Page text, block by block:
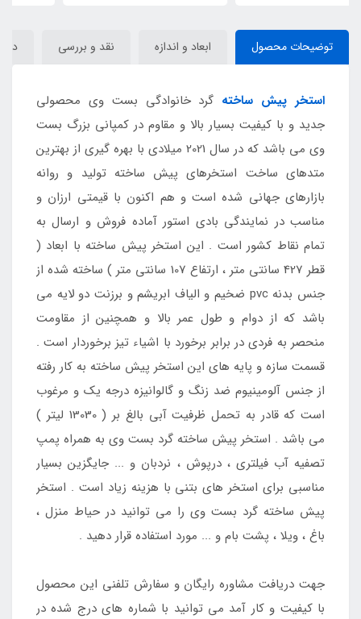
توضیحات محصول ابعاد و اندازه نقد و بررسی
استخر پیش ساخته گرد خانوادگی بست وی محصولی
جدید و با کیفیت بسیار بالا و مقاوم در کمپانی بزرگ بست
وی می باشد که در سال 2021 میلادی با بهره گیری از بهترین
متدهای ساخت استخرهای پیش ساخته تولید و روانه
بازارهای جهانی شده است و هم اکنون با قیمتی ارزان و
مناسب در نمایندگی بادی استور آماده فروش و ارسال به
تمام نقاط کشور است . این استخر پیش ساخته با ابعاد (
قطر 427 سانتی متر ، ارتفاع 107 سانتی متر ) ساخته شده از
جنس بدنه pvc ضخیم و الیاف ابریشم و برزنت دو لایه می
باشد که از دوام و طول عمر بالا و همچنین از مقاومت
منحصر به فردی در برابر برخورد با اشیاء تیز برخوردار است .
قسمت سازه و پایه های این استخر پیش ساخته به کار رفته
از جنس آلومینیوم ضد زنگ و گالوانیزه درجه یک و مرغوب
است که قادر به تحمل ظرفیت آبی بالغ بر ( 13030 لیتر )
می باشد . استخر پیش ساخته گرد بست وی به همراه پمپ
تصفیه آب فیلتری ، درپوش ، نردبان و ... جایگزین بسیار
مناسبی برای استخر های بتنی با هزینه زیاد است . استخر
پیش ساخته گرد بست وی را می توانید در حیاط منزل ،
باغ ، ویلا ، پشت بام و ... مورد استفاده قرار دهید .
جهت دریافت مشاوره رایگان و سفارش تلفنی این محصول
با کیفیت و کار آمد می توانید با شماره های درج شده در